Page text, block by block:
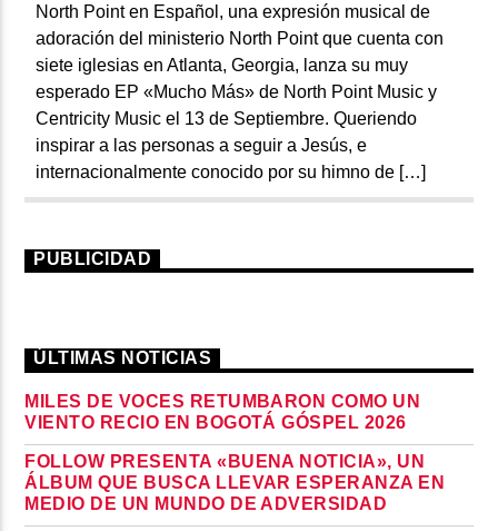
North Point en Español, una expresión musical de
adoración del ministerio North Point que cuenta con
siete iglesias en Atlanta, Georgia, lanza su muy
esperado EP «Mucho Más» de North Point Music y
Centricity Music el 13 de Septiembre. Queriendo
inspirar a las personas a seguir a Jesús, e
internacionalmente conocido por su himno de […]
PUBLICIDAD
ÚLTIMAS NOTICIAS
MILES DE VOCES RETUMBARON COMO UN
VIENTO RECIO EN BOGOTÁ GÓSPEL 2026
FOLLOW PRESENTA «BUENA NOTICIA», UN
ÁLBUM QUE BUSCA LLEVAR ESPERANZA EN
MEDIO DE UN MUNDO DE ADVERSIDAD